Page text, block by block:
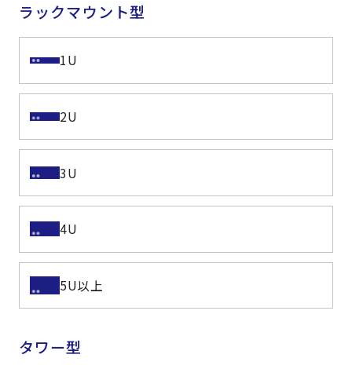
ラックマウント型
1U
2U
3U
4U
5U以上
タワー型